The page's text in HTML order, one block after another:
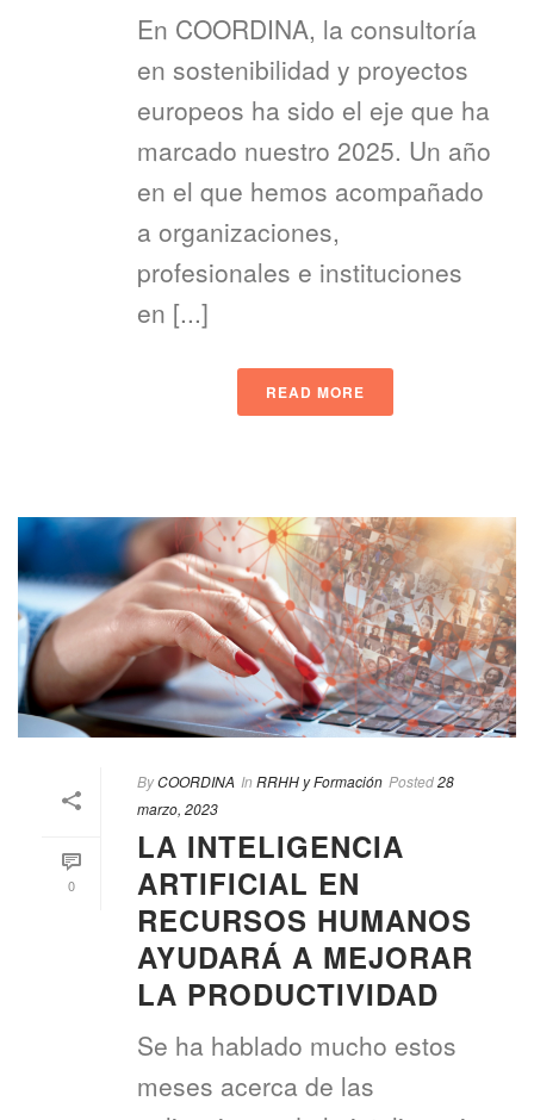
En COORDINA, la consultoría
en sostenibilidad y proyectos
europeos ha sido el eje que ha
marcado nuestro 2025. Un año
en el que hemos acompañado
a organizaciones,
profesionales e instituciones
en [...]
READ MORE
0
ByCOORDINA In RRHH y Formación Posted28
marzo, 2023
LA INTELIGENCIA
ARTIFICIAL EN
RECURSOS HUMANOS
AYUDARÁ A MEJORAR
LA PRODUCTIVIDAD
Se ha hablado mucho estos
meses acerca de las